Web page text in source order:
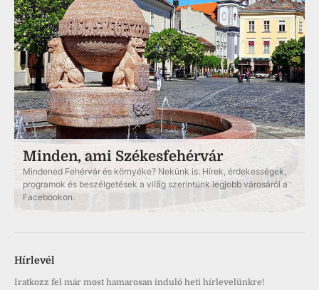
Minden, ami Székesfehérvár
Mindened Fehérvár és környéke? Nekünk is. Hírek, érdekességek,
programok és beszélgetések a világ szerintünk legjobb városáról a
Facebookon.
Hírlevél
Iratkozz fel már most hamarosan induló heti hírlevelünkre!